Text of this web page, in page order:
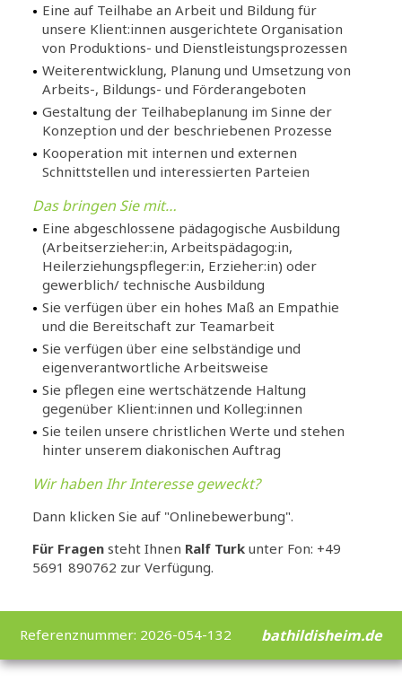
Eine auf Teilhabe an Arbeit und Bildung für
unsere Klient:innen ausgerichtete Organisation
von Produktions- und Dienstleistungsprozessen
Weiterentwicklung, Planung und Umsetzung von
Arbeits-, Bildungs- und Förderangeboten
Gestaltung der Teilhabeplanung im Sinne der
Konzeption und der beschriebenen Prozesse
Kooperation mit internen und externen
Schnittstellen und interessierten Parteien
Das bringen Sie mit…
Eine abgeschlossene pädagogische Ausbildung
(Arbeitserzieher:in, Arbeitspädagog:in,
Heilerziehungspfleger:in, Erzieher:in) oder
gewerblich/ technische Ausbildung
Sie verfügen über ein hohes Maß an Empathie
und die Bereitschaft zur Teamarbeit
Sie verfügen über eine selbständige und
eigenverantwortliche Arbeitsweise
Sie pflegen eine wertschätzende Haltung
gegenüber Klient:innen und Kolleg:innen
Sie teilen unsere christlichen Werte und stehen
hinter unserem diakonischen Auftrag
Wir haben Ihr Interesse geweckt?
Dann klicken Sie auf "Onlinebewerbung".
Für Fragensteht Ihnen Ralf Turkunter Fon: +49
5691 890762 zur Verfügung.
Referenznummer: 2026-054-132 bathildisheim.de